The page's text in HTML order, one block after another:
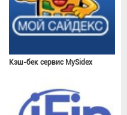
Кэш-бек сервис MySidex